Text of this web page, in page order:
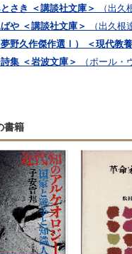
さき ＜講談社文庫＞
（出久
や ＜講談社文庫＞
（出久根
野久作傑作選Ⅰ） ＜現代教
集 ＜岩波文庫＞
（ポール
書籍